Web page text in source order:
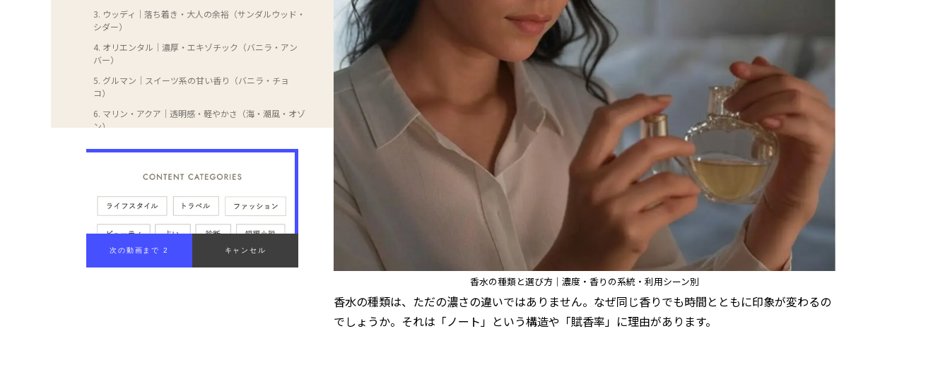
3. ウッディ｜落ち着き・大人の余裕（サンダルウッド・
シダー）
4. オリエンタル｜濃厚・エキゾチック（バニラ・アン
バー）
5. グルマン｜スイーツ系の甘い香り（バニラ・チョ
コ）
6. マリン・アクア｜透明感・軽やかさ（海・潮風・オゾ
ン）
香水の「ノート（香りの三段階変化）」を理解しよう
香水は時間とともに香りが変わる三層構造
トップノート｜第一印象を決める香り（5〜15分）
ミドルノート｜その香水の「顔」（1〜2時間）
間〜）
香水の種類と選び方｜濃度・香りの系統・利用シーン別
香水の種類は、ただの濃さの違いではありません。なぜ同じ香りでも時間とともに印象が変わるの
でしょうか。それは「ノート」という構造や「賦香率」に理由があります。